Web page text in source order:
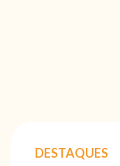
DESTAQUES